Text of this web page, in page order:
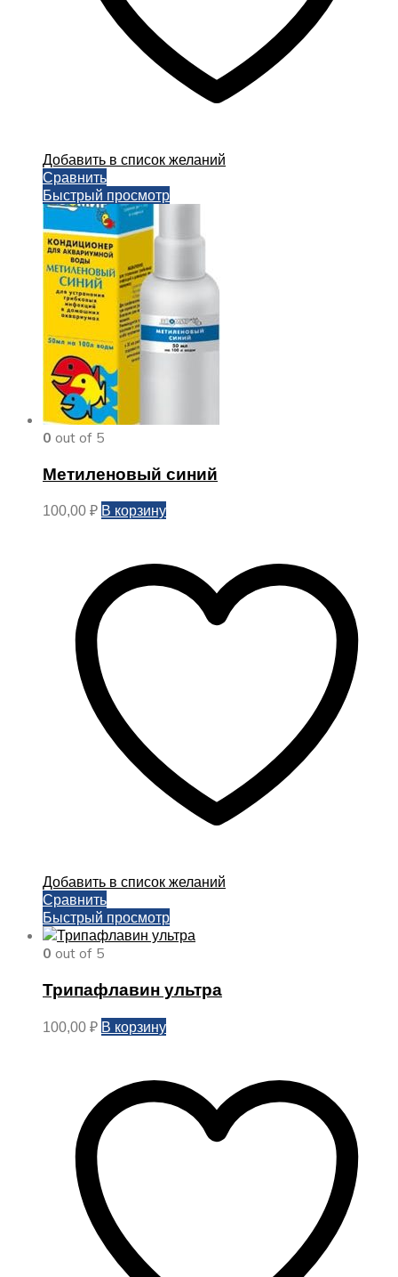
Добавить в список желаний
Сравнить
Быстрый просмотр
0 out of 5
Метиленовый синий
100,00 ₽ В корзину
Добавить в список желаний
Сравнить
Быстрый просмотр
0 out of 5
Трипафлавин ультра
100,00 ₽ В корзину